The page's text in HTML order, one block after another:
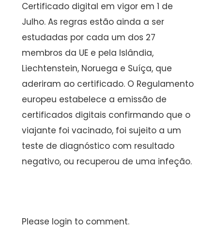
Certificado digital em vigor em 1 de
Julho. As regras estão ainda a ser
estudadas por cada um dos 27
membros da UE e pela Islândia,
Liechtenstein, Noruega e Suíça, que
aderiram ao certificado. O Regulamento
europeu estabelece a emissão de
certificados digitais confirmando que o
viajante foi vacinado, foi sujeito a um
teste de diagnóstico com resultado
negativo, ou recuperou de uma infeção.
Please login to comment.